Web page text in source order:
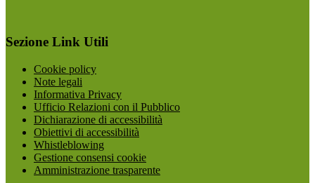
Sezione Link Utili
Cookie policy
Note legali
Informativa Privacy
Ufficio Relazioni con il Pubblico
Dichiarazione di accessibilità
Obiettivi di accessibilità
Whistleblowing
Gestione consensi cookie
Amministrazione trasparente